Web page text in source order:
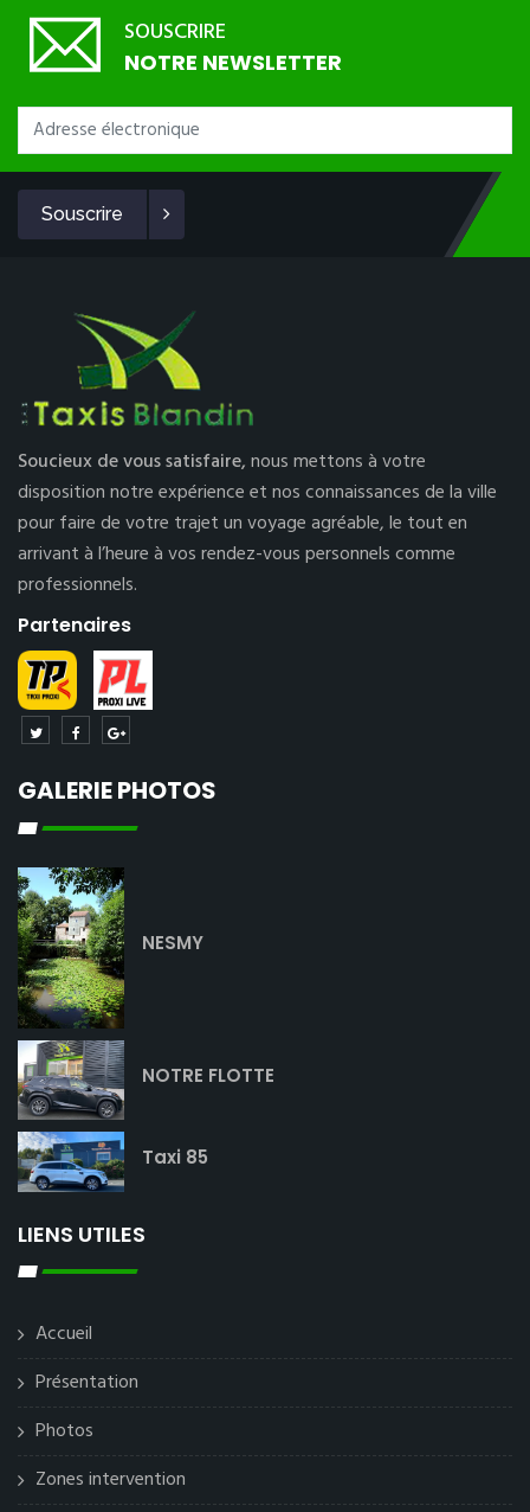
SOUSCRIRE
NOTRE NEWSLETTER
Souscrire
Soucieux de vous satisfaire,nous mettons à votre
disposition notre expérience et nos connaissances de la ville
pour faire de votre trajet un voyage agréable, le tout en
arrivant à l’heure à vos rendez-vous personnels comme
professionnels.
Partenaires
GALERIE PHOTOS
NESMY
NOTRE FLOTTE
Taxi 85
LIENS UTILES
Accueil
Présentation
Photos
Zones intervention